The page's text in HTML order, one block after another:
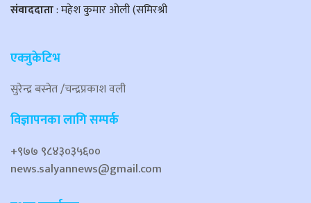
संवाददाता: महेश कुमार ओली (समिरश्री
एक्जुकेटिभ
सुरेन्द्र बस्नेत /चन्द्रप्रकाश वली
विज्ञापनका लागि सम्पर्क
+९७७ ९८४३०३५६००
news.salyannews@gmail.com